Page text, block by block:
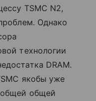
TSMC N2,
Однако
технологии
DRAM.
якобы уже
общей общей